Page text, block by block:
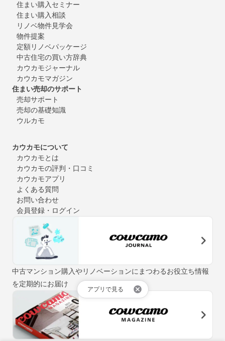
アプリで見る
住まい購入セミナー
住まい購入相談
リノベ物件見学会
物件提案
定額リノベパッケージ
中古住宅の買い方辞典
カウカモジャーナル
カウカモマガジン
住まい売却のサポート
売却サポート
売却の基礎知識
ウルカモ
カウカモについて
カウカモとは
カウカモの評判・口コミ
カウカモアプリ
よくある質問
お問い合わせ
会員登録・ログイン
中古マンション購入やリノベーションにまつわるお役立ち情報
を定期的にお届け